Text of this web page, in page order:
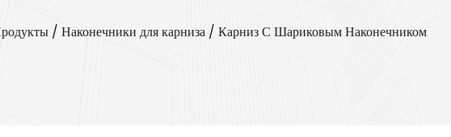
/ Наконечники для карниза / Карниз С Шариковым Наконечником